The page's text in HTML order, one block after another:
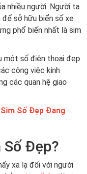
nhiều người. Người ta
để sở hữu biển số xe
phổ biến nhất là sim
một số điện thoại đẹp
công việc kinh
các quan hệ giao
Số Đẹp Đang
Số Đẹp?
xa lạ đối với người